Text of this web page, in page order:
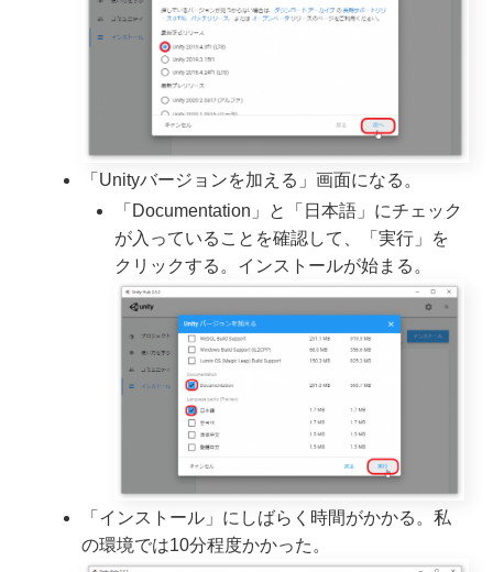
「Unityバージョンを加える」画面になる。
「Documentation」と「日本語」にチェック
が入っていることを確認して、「実行」を
クリックする。インストールが始まる。
「インストール」にしばらく時間がかかる。私
の環境では10分程度かかった。